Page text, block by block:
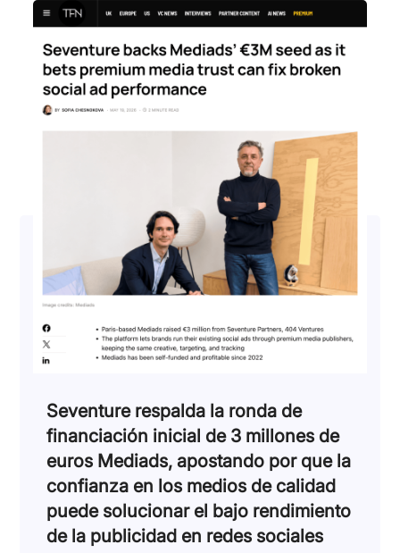
Seventure respalda la ronda de
financiación inicial de 3 millones de
euros Mediads, apostando por que la
confianza en los medios de calidad
puede solucionar el bajo rendimiento
de la publicidad en redes sociales